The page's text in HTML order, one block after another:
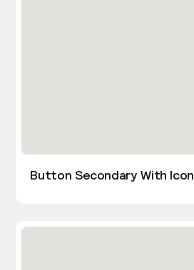
Button Secondary With Icon